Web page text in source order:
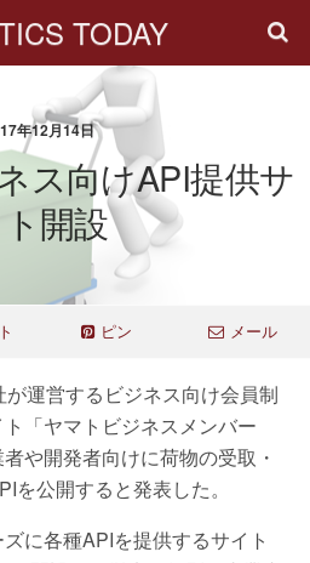
TODAY
年12月14日
ス向けAPI提供サ
開設
ピン メール
運営するビジネス向け会員制
「ヤマトビジネスメンバー
や開発者向けに荷物の受取・
を公開すると発表した。
に各種APIを提供するサイト